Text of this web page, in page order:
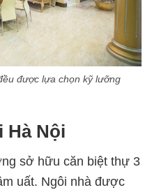
được lựa chọn kỹ lưỡng
Hà Nội
sở hữu căn biệt thự 3
uất. Ngôi nhà được